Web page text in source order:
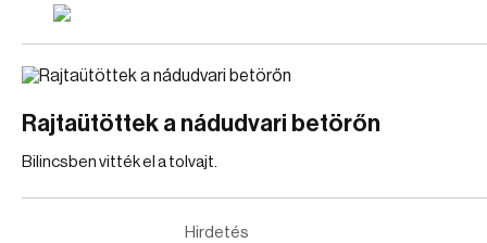
Rajtaütöttek a nádudvari betörőn
Bilincsben vitték el a tolvajt.
Hirdetés